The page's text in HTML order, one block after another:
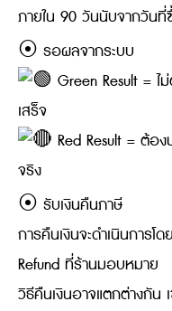
ภายใน 90 วันนับจากวัน
⦿ รอผลจากระบบ
Green Result =
เสร็จ
Red Result = ต้อ
จริง
⦿ รับเงินคืนภาษี
การคืนเงินจะดำเนินการ
Refund ที่ร้านมอบหมาย
วิธีคืนเงินอาจแตกต่างกัน